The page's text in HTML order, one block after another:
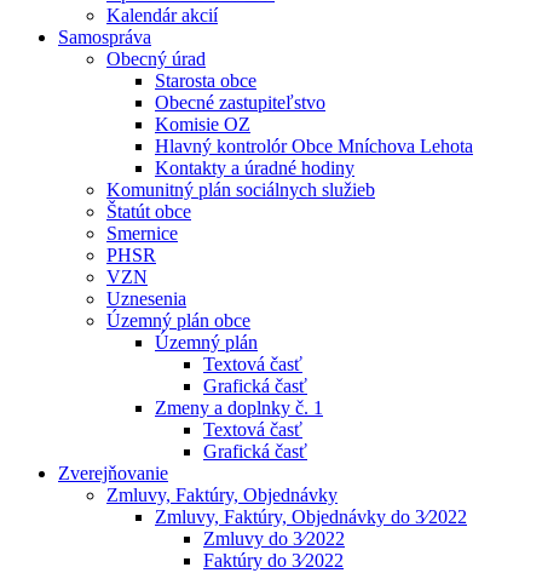
Kalendár akcií
Samospráva
Obecný úrad
Starosta obce
Obecné zastupiteľstvo
Komisie OZ
Hlavný kontrolór Obce Mníchova Lehota
Kontakty a úradné hodiny
Komunitný plán sociálnych služieb
Štatút obce
Smernice
PHSR
VZN
Uznesenia
Územný plán obce
Územný plán
Textová časť
Grafická časť
Zmeny a doplnky č. 1
Textová časť
Grafická časť
Zverejňovanie
Zmluvy, Faktúry, Objednávky
Zmluvy, Faktúry, Objednávky do 3⁄2022
Zmluvy do 3⁄2022
Faktúry do 3⁄2022